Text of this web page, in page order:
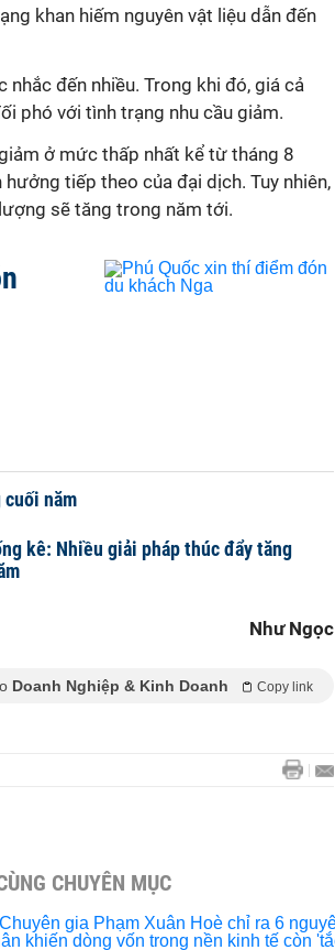
khan hiếm nguyên vật liệu dẫn đến
đến nhiều. Trong khi đó, giá cả
phó với tình trạng nhu cầu giảm.
ở mức thấp nhất kể từ tháng 8
tiếp theo của đại dịch. Tuy nhiên,
sẽ tăng trong năm tới.
cuối năm
kê: Nhiều giải pháp thúc đẩy tăng
Như Ngọc
Doanh Nghiệp & Kinh Doanh Copy link
CHUYÊN MỤC